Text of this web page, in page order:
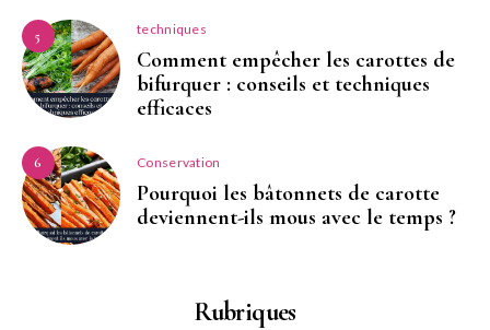
5 techniques
Comment empêcher les carottes de
bifurquer : conseils et techniques
efficaces
6 Conservation
Pourquoi les bâtonnets de carotte
deviennent-ils mous avec le temps ?
Rubriques